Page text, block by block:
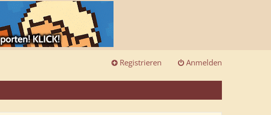
Anmelden
Registrieren